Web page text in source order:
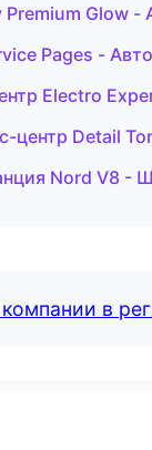
Premium Glow
Pages -
Electro
центр Detail
Nord V8 -
в